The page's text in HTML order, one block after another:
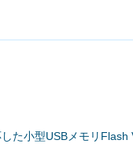
た小型USBメモリFlash